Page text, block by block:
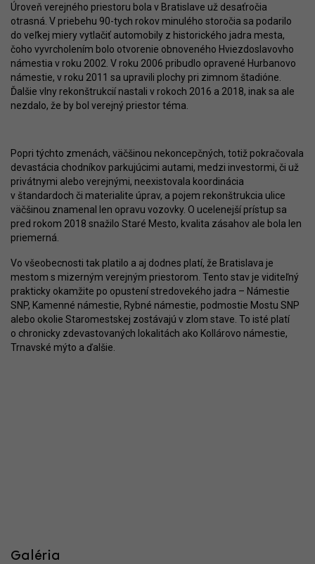
Úroveň verejného priestoru bola v Bratislave už desaťročia
otrasná. V priebehu 90-tych rokov minulého storočia sa podarilo
do veľkej miery vytlačiť automobily z historického jadra mesta,
čoho vyvrcholením bolo otvorenie obnoveného Hviezdoslavovho
námestia v roku 2002. V roku 2006 pribudlo opravené Hurbanovo
námestie, v roku 2011 sa upravili plochy pri zimnom štadióne.
Ďalšie vlny rekonštrukcií nastali v rokoch 2016 a 2018, inak sa ale
nezdalo, že by bol verejný priestor téma.
Popri týchto zmenách, väčšinou nekoncepčných, totiž pokračovala
devastácia chodníkov parkujúcimi autami, medzi investormi, či už
privátnymi alebo verejnými, neexistovala koordinácia
v štandardoch či materialite úprav, a pojem rekonštrukcia ulice
väčšinou znamenal len opravu vozovky. O ucelenejší prístup sa
pred rokom 2018 snažilo Staré Mesto, kvalita zásahov ale bola len
priemerná.
Vo všeobecnosti tak platilo a aj dodnes platí, že Bratislava je
mestom s mizerným verejným priestorom. Tento stav je viditeľný
prakticky okamžite po opustení stredovekého jadra – Námestie
SNP, Kamenné námestie, Rybné námestie, podmostie Mostu SNP
alebo okolie Staromestskej zostávajú v zlom stave. To isté platí
o chronicky zdevastovaných lokalitách ako Kollárovo námestie,
Trnavské mýto a ďalšie.
Galéria